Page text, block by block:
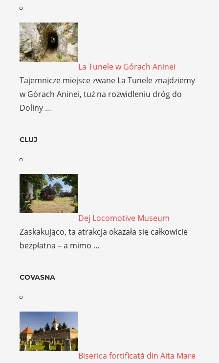
La Tunele w Górach Aninei
Tajemnicze miejsce zwane La Tunele znajdziemy
w Górach Aninei, tuż na rozwidleniu dróg do
Doliny …
CLUJ
Dej Locomotive Museum
Zaskakująco, ta atrakcja okazała się całkowicie
bezpłatna – a mimo …
COVASNA
Biserica fortificată din Aita Mare